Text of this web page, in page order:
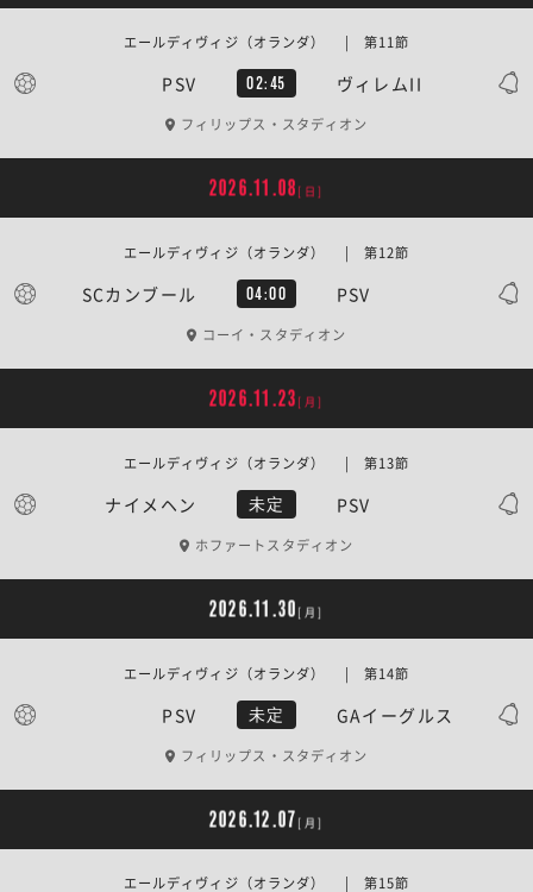
PSV 02:45 ヴィレムII
エールディヴィジ（オランダ） | 第11節
フィリップス・スタディオン
2026.11.08 [日]
SCカンブール 04:00 PSV
エールディヴィジ（オランダ） | 第12節
コーイ・スタディオン
2026.11.23 [月]
ナイメヘン 未定 PSV
エールディヴィジ（オランダ） | 第13節
ホファートスタディオン
2026.11.30 [月]
PSV 未定 GAイーグルス
エールディヴィジ（オランダ） | 第14節
フィリップス・スタディオン
2026.12.07 [月]
エールディヴィジ（オランダ） | 第15節